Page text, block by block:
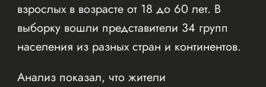
взрослых в возрасте от 18 до 60 лет. В
выборку вошли представители 34 групп
населения из разных стран и континентов.
Анализ показал, что жители